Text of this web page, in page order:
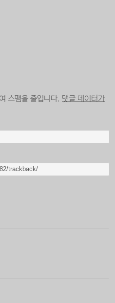
스팸을 줄입니다. 댓글 데이터가